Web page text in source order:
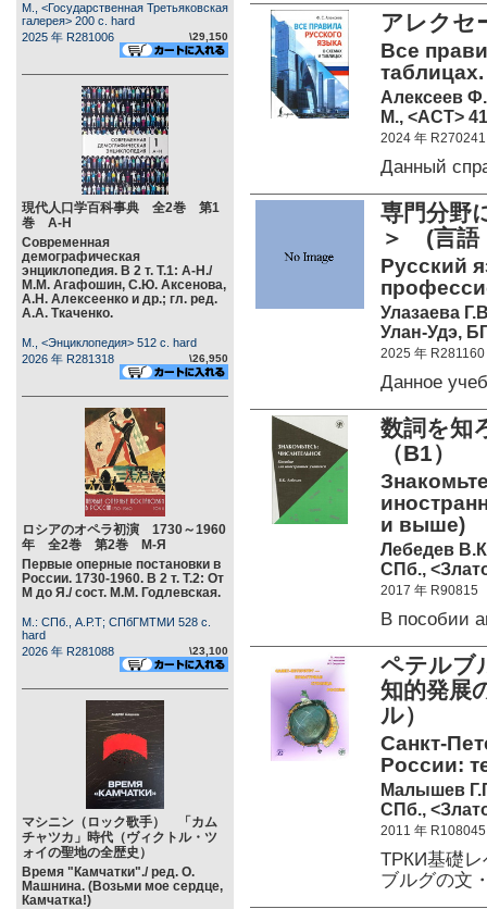
М., <Государственная Третьяковская
галерея> 200 c. hard
2025 年 R281006
\29,150
現代人口学百科事典 全2巻 第1
巻 А-Н
Современная
демографическая
энциклопедия. В 2 т. Т.1: А-Н./
М.М. Агафошин, С.Ю. Аксенова,
А.Н. Алексеенко и др.; гл. ред.
А.А. Ткаченко.
М., <Энциклопедия> 512 c. hard
2026 年 R281318
\26,950
ロシアのオペラ初演 1730～1960
年 全2巻 第2巻 М-Я
Первые оперные постановки в
России. 1730-1960. В 2 т. Т.2: От
М до Я./ сост. М.М. Годлевская.
М.: СПб., А.Р.Т; СПбГМТМИ 528 c.
hard
2026 年 R281088
\23,100
マシニン（ロック歌手） 「カム
チャツカ」時代（ヴィクトル・ツ
ォイの聖地の全歴史）
Время "Камчатки"./ ред. О.
Машнина. (Возьми мое сердце,
Камчатка!)
アレクセ
Все
Алексеев
М., <АСТ>
2024 年 R270241
Данный
専門分野
＞ (言語
Русский
Улазаева
Улан-Удэ,
2025 年 R281160
Данное
数詞を知
（B1）
и выше)
Лебедев
СПб.,
2017 年 R90815
В пособии
ペテルブ
知的発展
ル）
Санкт-
России:
Малышев
СПб.,
2011 年 R108045
ТРКИ基礎レ
ブルグの文